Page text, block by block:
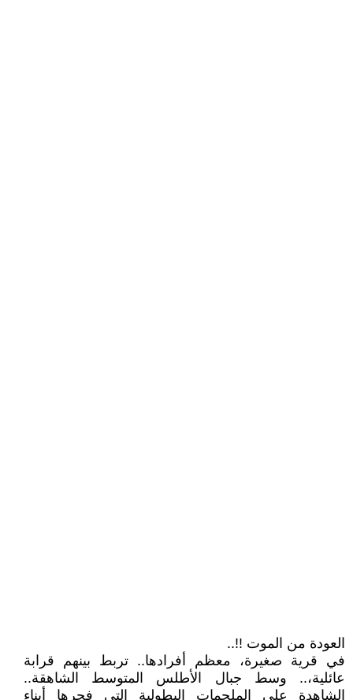
العودة من الموت !!..
في قرية صغيرة، معظم أفرادها.. تربط بينهم قرابة
عائلية،.. وسط جبال الأطلس المتوسط الشاهقة..
الشاهدة على الملحمات البطولية التي فجرها أبناء